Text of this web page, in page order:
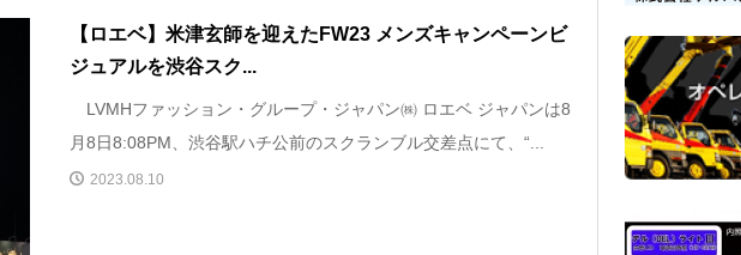
【ロエベ】米津玄師を迎えたFW23 メンズキャンペーンビ
ジュアルを渋谷スク...
LVMHファッション・グループ・ジャパン㈱ ロエベ ジャパンは8
月8日8:08PM、渋谷駅ハチ公前のスクランブル交差点にて、“...
2023.08.10